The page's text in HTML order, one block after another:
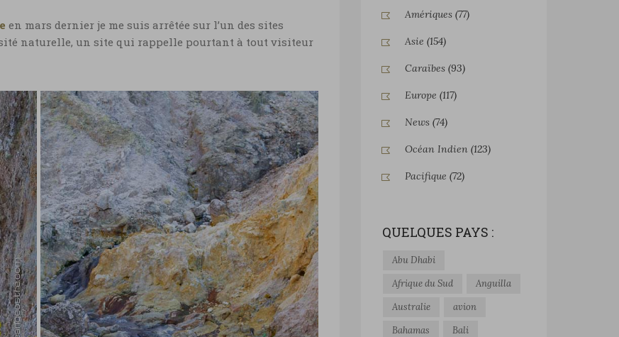
en mars dernier je me suis arrêtée sur l’un des sites
naturelle, un site qui rappelle pourtant à tout visiteur
Amériques(77)
Asie (154)
Caraïbes(93)
Europe (117)
News(74)
Océan Indien(123)
Pacifique (72)
QUELQUES PAYS :
Abu Dhabi
Afrique du Sud
Anguilla
Australie
avion
Bahamas
Bali